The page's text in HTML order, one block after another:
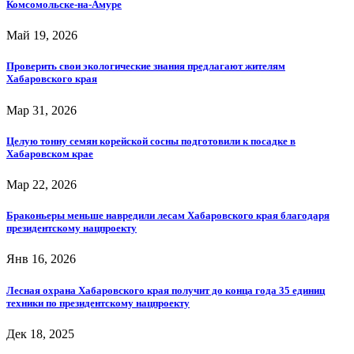
Комсомольске-на-Амуре
Май 19, 2026
Проверить свои экологические знания предлагают жителям
Хабаровского края
Мар 31, 2026
Целую тонну семян корейской сосны подготовили к посадке в
Хабаровском крае
Мар 22, 2026
Браконьеры меньше навредили лесам Хабаровского края благодаря
президентскому нацпроекту
Янв 16, 2026
Лесная охрана Хабаровского края получит до конца года 35 единиц
техники по президентскому нацпроекту
Дек 18, 2025